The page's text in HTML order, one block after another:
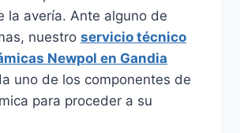
la avería. Ante alguno de
nuestro servicio técnico
Newpol en Gandia
uno de los componentes de
para proceder a su